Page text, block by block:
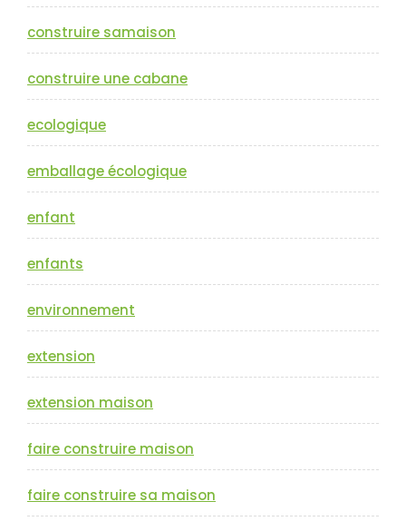
construire samaison
construire une cabane
ecologique
emballage écologique
enfant
enfants
environnement
extension
extension maison
faire construire maison
faire construire sa maison